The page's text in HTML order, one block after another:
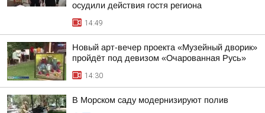
осудили действия гостя региона
14:49
Новый арт-вечер проекта «Музейный дворик»
пройдёт под девизом «Очарованная Русь»
14:30
В Морском саду модернизируют полив